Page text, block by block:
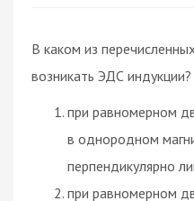
В каком из
возникать ЭДС индукции?
при равномерном
в однородном
перпендикулярно
при равномерном